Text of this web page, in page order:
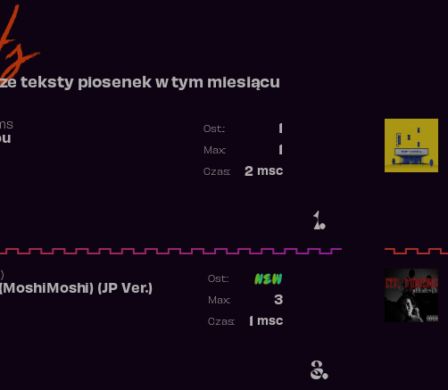
teksty piosenek w tym miesiącu
1.
Ost.:
Max:
2 msc
Czas:
3.
(MoshiMoshi) (JP Ver.)
Ost:
3
Max:
msc
Czas: